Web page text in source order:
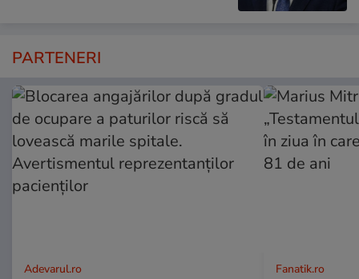
PARTENERI
Adevarul.ro Fanatik.ro